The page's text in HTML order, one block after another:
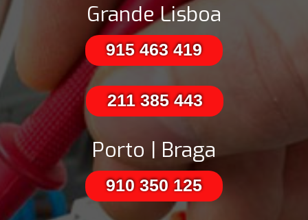
Grande Lisboa
915 463 419
211 385 443
Porto | Braga
910 350 125